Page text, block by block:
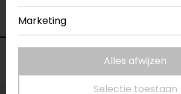
Kleur
Zwart
Marketing
Alles afwijzen
Selectie toestaan